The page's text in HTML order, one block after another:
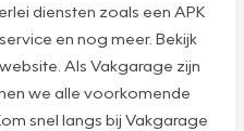
diensten zoals een APK
en nog meer. Bekijk
Als Vakgarage zijn
we alle voorkomende
snel langs bij Vakgarage